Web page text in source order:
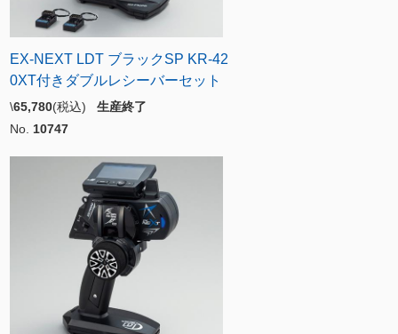
EX-NEXT LDT ブラックSP KR-42
0XT付きダブルレシーバーセット
\65,780(税込) 生産終了
No. 10747